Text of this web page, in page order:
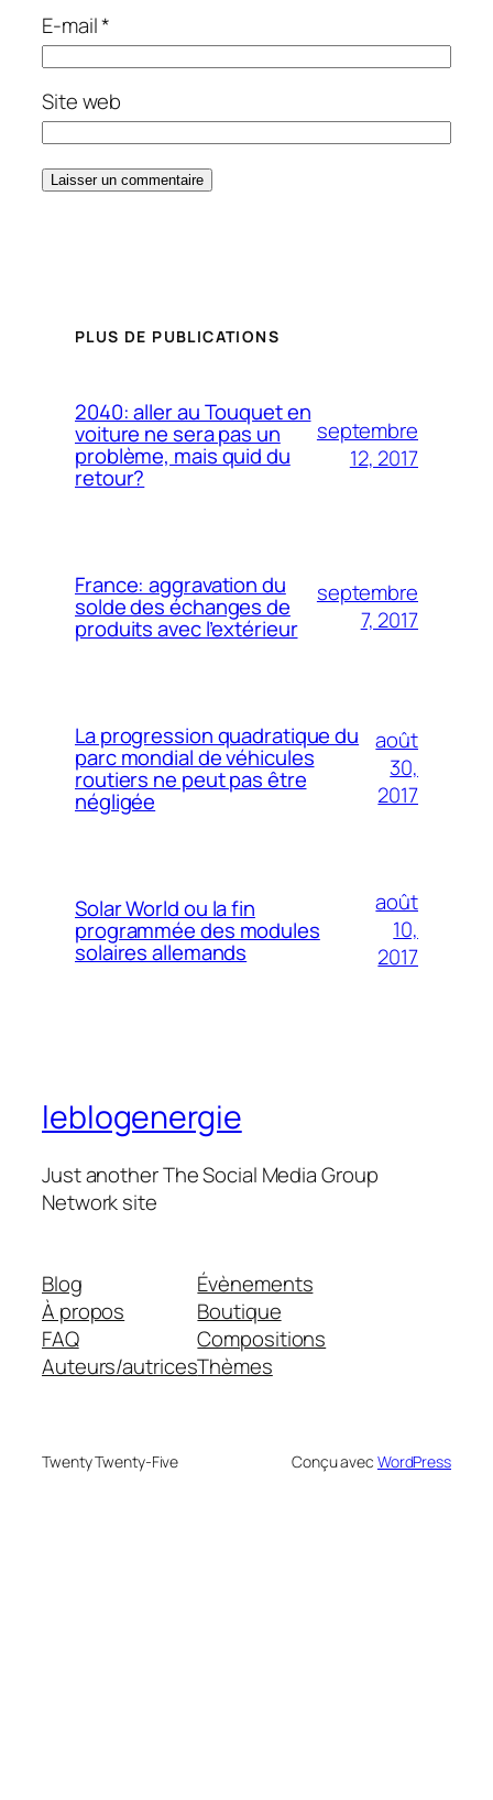
E-mail*
Site web
PLUS DE PUBLICATIONS
2040: aller au Touquet en
voiture ne sera pas un
problème, mais quid du
retour?
septembre
12, 2017
France: aggravation du
solde des échanges de
produits avec l’extérieur
septembre
7, 2017
La progression quadratique du
parc mondial de véhicules
routiers ne peut pas être
négligée
août
30,
2017
Solar World ou la fin
programmée des modules
solaires allemands
août
10,
2017
leblogenergie
Just another The Social Media Group
Network site
Blog
À propos
FAQ
Auteurs/autrices
Évènements
Boutique
Compositions
Thèmes
Twenty Twenty-Five Conçu avec WordPress